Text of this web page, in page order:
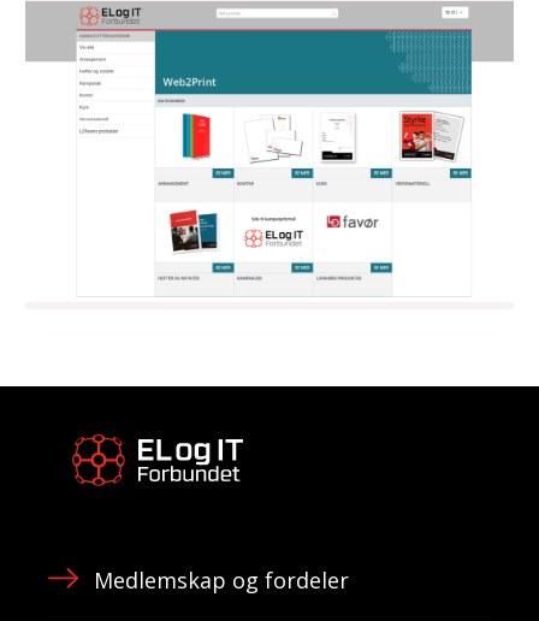
Medlemskap og fordeler